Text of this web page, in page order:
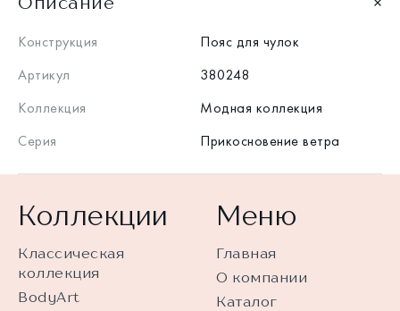
Конструкция
Пояс для чулок
Артикул
380248
Коллекция
Модная коллекция
Серия
Прикосновение ветра
Коллекции
Классическая
коллекция
BodyArt
Меню
Главная
О компании
Каталог